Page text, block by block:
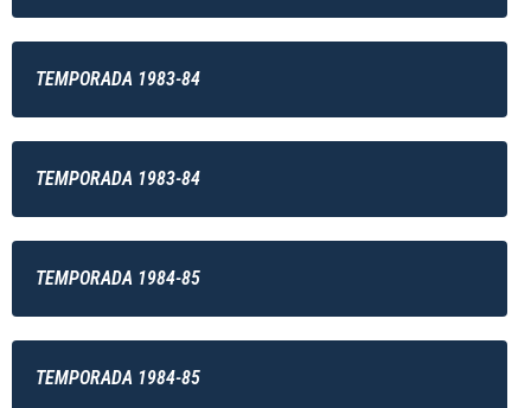
TEMPORADA 1983-84
TEMPORADA 1983-84
TEMPORADA 1984-85
TEMPORADA 1984-85